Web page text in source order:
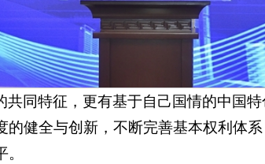
同特征，更有基于自己国情的中国
健全与创新，不断完善基本权利体